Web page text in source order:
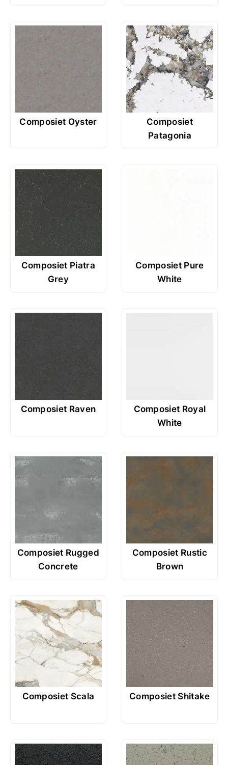
Composiet Oyster
Composiet
Patagonia
Composiet Piatra
Grey
Composiet Pure
White
Composiet Raven
Composiet Royal
White
Composiet Rugged
Concrete
Composiet Rustic
Brown
Composiet Scala Composiet Shitake